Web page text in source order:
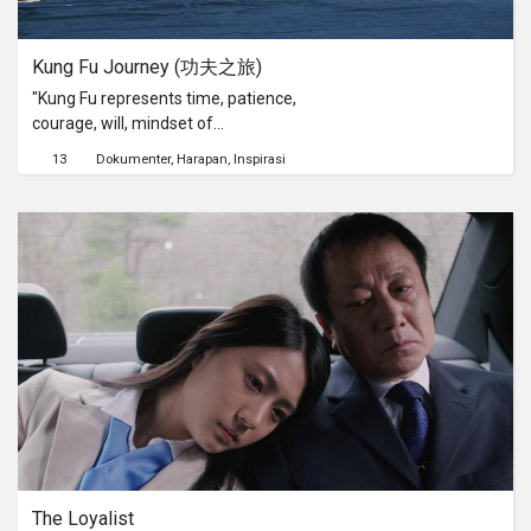
and I felt this event had to be be
archived and be a lesson learnt to
show our younger generation.
Kung Fu Journey (功夫之旅)
"Kung Fu represents time, patience,
courage, will, mindset of
sacrifice." - Master Liu.Kung Fu
tells the story of a Kung Fu Master in
Beijing who travels back to Tagou
Martial Arts School, one of the largest
martial arts school in China and the
legendary Shaolin Temple with his
young Kung Fu students to deepen
their knowledge of Chinese martial
arts.Kung Fu Journey is the
documentary directorial debut of IZ
Darson (Singapore Haunted) and was
filmed entirely in Tagou Martial Arts
School, the Shaolin Temple and its
surrounding areas in Dengfeng,
13 Dokumenter Harapan Inspirasi
The Loyalist